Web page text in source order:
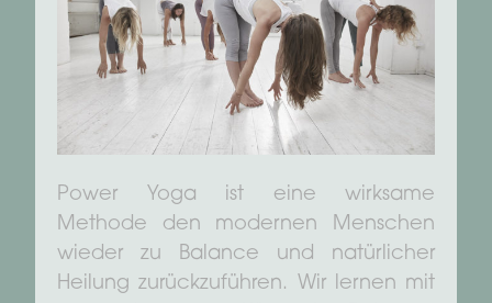
Power Yoga ist eine wirksame
Methode den modernen Menschen
wieder zu Balance und natürlicher
Heilung zurückzuführen. Wir lernen mit